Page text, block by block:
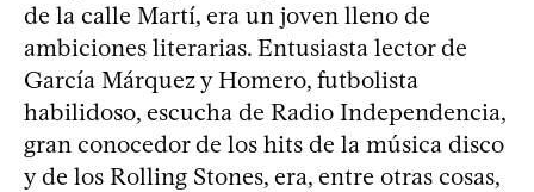
de la calle Martí, era un joven lleno de
ambiciones literarias. Entusiasta lector de
García Márquez y Homero, futbolista
habilidoso, escucha de Radio Independencia,
gran conocedor de los hits de la música disco
y de los Rolling Stones, era, entre otras cosas,